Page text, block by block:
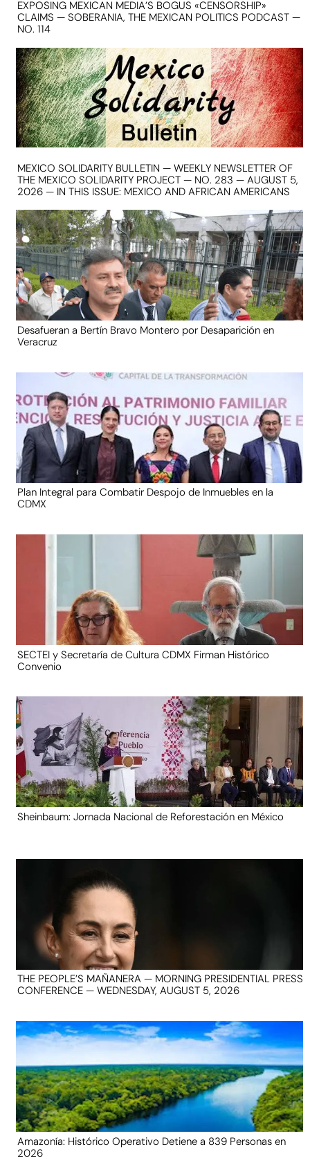
EXPOSING MEXICAN MEDIA’S BOGUS «CENSORSHIP»
CLAIMS — SOBERANIA, THE MEXICAN POLITICS PODCAST —
NO. 114
MEXICO SOLIDARITY BULLETIN — WEEKLY NEWSLETTER OF
THE MEXICO SOLIDARITY PROJECT — NO. 283 — AUGUST 5,
2026 — IN THIS ISSUE: MEXICO AND AFRICAN AMERICANS
Desafueran a Bertín Bravo Montero por Desaparición en
Veracruz
Plan Integral para Combatir Despojo de Inmuebles en la
CDMX
SECTEI y Secretaría de Cultura CDMX Firman Histórico
Convenio
Sheinbaum: Jornada Nacional de Reforestación en México
THE PEOPLE’S MAÑANERA — MORNING PRESIDENTIAL PRESS
CONFERENCE — WEDNESDAY, AUGUST 5, 2026
Amazonía: Histórico Operativo Detiene a 839 Personas en
2026